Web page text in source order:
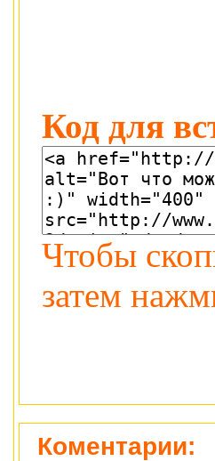
Код для
Чтобы
затем
Коментарии: